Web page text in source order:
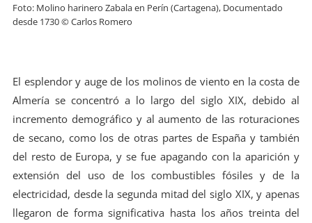
Foto: Molino harinero Zabala en Perín (Cartagena), Documentado
desde 1730 © Carlos Romero
El esplendor y auge de los molinos de viento en la costa de
Almería se concentró a lo largo del siglo XIX, debido al
incremento demográfico y al aumento de las roturaciones
de secano, como los de otras partes de España y también
del resto de Europa, y se fue apagando con la aparición y
extensión del uso de los combustibles fósiles y de la
electricidad, desde la segunda mitad del siglo XIX, y apenas
llegaron de forma significativa hasta los años treinta del